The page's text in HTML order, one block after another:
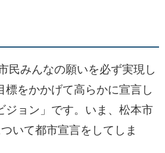
民みんなの願いを必ず実現し
標をかかげて高らかに宣言し
ジョン」です。いま、松本市
いて都市宣言をしてしま